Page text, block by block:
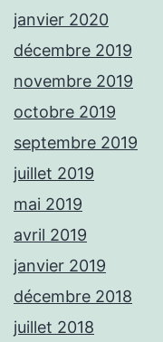
janvier 2020
décembre 2019
novembre 2019
octobre 2019
septembre 2019
juillet 2019
mai 2019
avril 2019
janvier 2019
décembre 2018
juillet 2018